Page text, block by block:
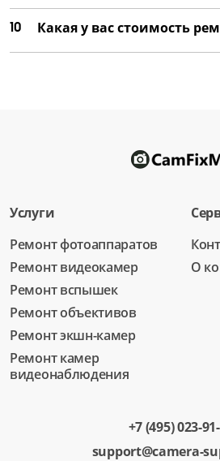
от 1 250 ₽
Замена резьбы для фильтров
Замена шлейфов внутри
Ремонт шлейфов внутри
от 2 000 ₽
Замена креплений
от 3 000 ₽
Ремонт креплений
от 1 750 ₽
Замена байонета
от 3 500 ₽
10 Какая у вас стоимость
Услуги
Ремонт фотоаппаратов
Ремонт видеокамер
Ремонт вспышек
Ремонт объективов
Ремонт экшн-камер
Ремонт камер
видеонаблюдения
О
+7 (495) 023-
support@camera-